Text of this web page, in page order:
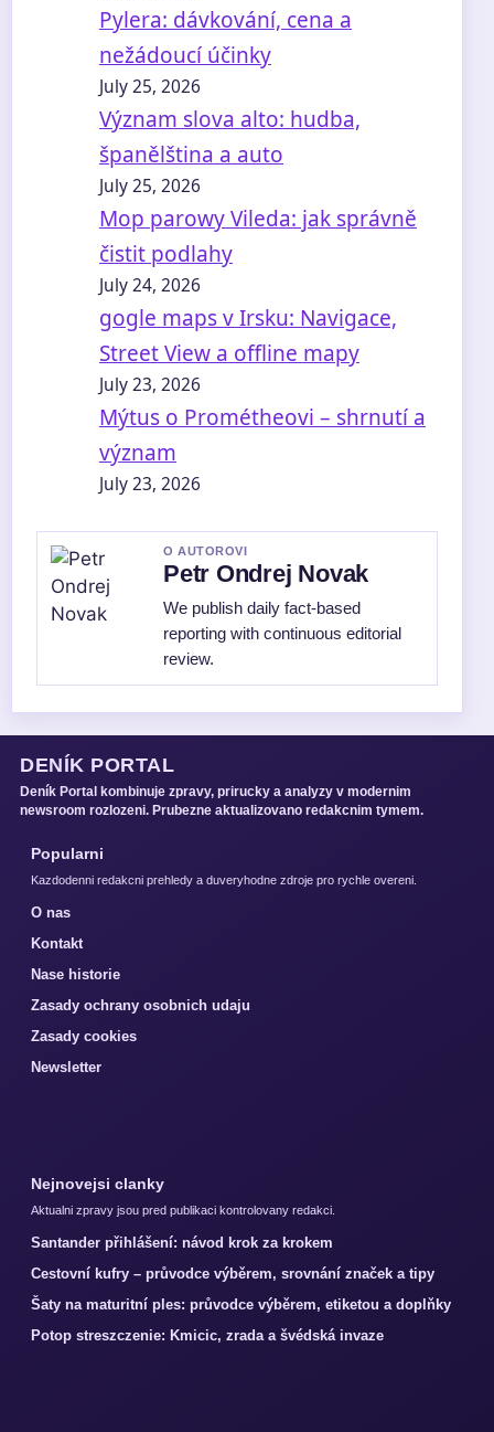
Pylera: dávkování, cena a
nežádoucí účinky
July 25, 2026
Význam slova alto: hudba,
španělština a auto
July 25, 2026
Mop parowy Vileda: jak správně
čistit podlahy
July 24, 2026
gogle maps v Irsku: Navigace,
Street View a offline mapy
July 23, 2026
Mýtus o Prométheovi – shrnutí a
význam
July 23, 2026
O AUTOROVI
Petr Ondrej Novak
We publish daily fact-based
reporting with continuous editorial
review.
DENÍK PORTAL
Deník Portal kombinuje zpravy, prirucky a analyzy v modernim
newsroom rozlozeni. Prubezne aktualizovano redakcnim tymem.
Popularni
Kazdodenni redakcni prehledy a duveryhodne zdroje pro rychle overeni.
O nas
Kontakt
Nase historie
Zasady ochrany osobnich udaju
Zasady cookies
Newsletter
Nejnovejsi clanky
Aktualni zpravy jsou pred publikaci kontrolovany redakci.
Santander přihlášení: návod krok za krokem
Cestovní kufry – průvodce výběrem, srovnání značek a tipy
Šaty na maturitní ples: průvodce výběrem, etiketou a doplňky
Potop streszczenie: Kmicic, zrada a švédská invaze